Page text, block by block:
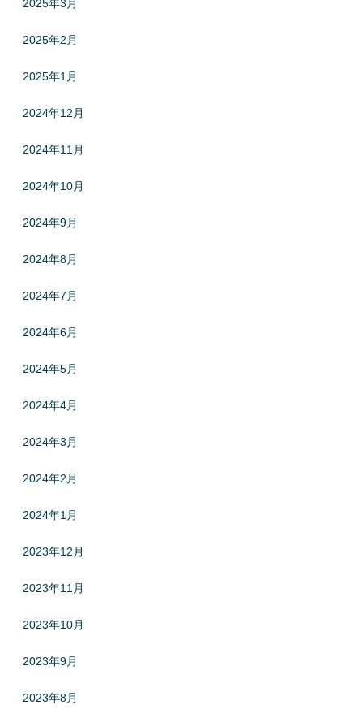
2025年3月
2025年2月
2025年1月
2024年12月
2024年11月
2024年10月
2024年9月
2024年8月
2024年7月
2024年6月
2024年5月
2024年4月
2024年3月
2024年2月
2024年1月
2023年12月
2023年11月
2023年10月
2023年9月
2023年8月